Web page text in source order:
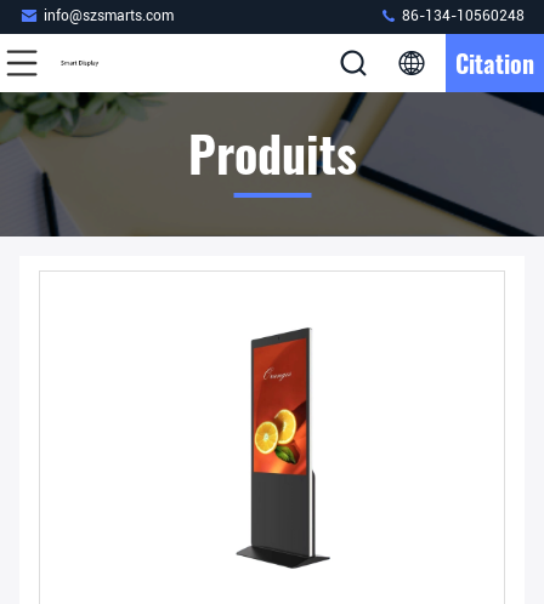
info@szsmarts.com 86-134-10560248
Citation
Produits